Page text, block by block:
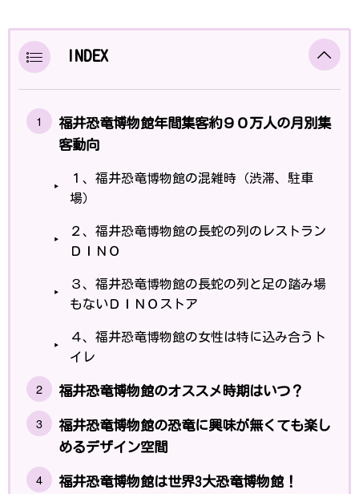
INDEX
福井恐竜博物館年間集客約９０万人の月別集
客動向
１、福井恐竜博物館の混雑時（渋滞、駐車
場）
２、福井恐竜博物館の長蛇の列のレストラン
ＤＩＮＯ
３、福井恐竜博物館の長蛇の列と足の踏み場
もないＤＩＮＯストア
４、福井恐竜博物館の女性は特に込み合うト
イレ
福井恐竜博物館のオススメ時期はいつ？
福井恐竜博物館の恐竜に興味が無くても楽し
めるデザイン空間
福井恐竜博物館は世界3大恐竜博物館！